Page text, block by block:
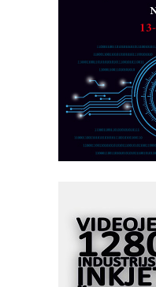
CTO -
Razvoj
PLC AKYTEC
AUKOM:
dostupan u
MOTOMAN –
veštačkom
I.SAFE
Fleksibilno
podešavanje
KIP KOP –
savremene
objekte